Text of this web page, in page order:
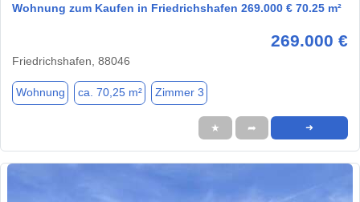
Wohnung zum Kaufen in Friedrichshafen 269.000 € 70.25 m²
269.000 €
Friedrichshafen, 88046
Wohnung ca. 70,25 m² Zimmer 3
★ ➦ ➜